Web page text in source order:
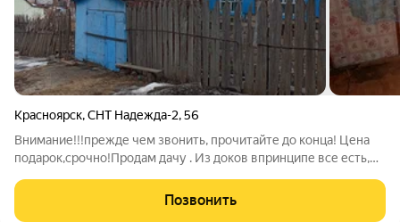
Красноярск,СНТ Надежда-2,56
Внимание!!!прежде чем звонить, прочитайте до конца! Цена
подарок,срочно!Продам дачу . Из доков впринципе все есть,
свид о смерти. Садовая книжка в наличии В пользовании с 1991
года, Дом 2
Позвонить